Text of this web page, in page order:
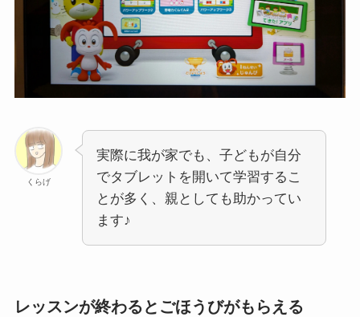
くらげ
実際に我が家でも、子どもが自分
でタブレットを開いて学習するこ
とが多く、親としても助かってい
ます♪
レッスンが終わるとごほうびがもらえる